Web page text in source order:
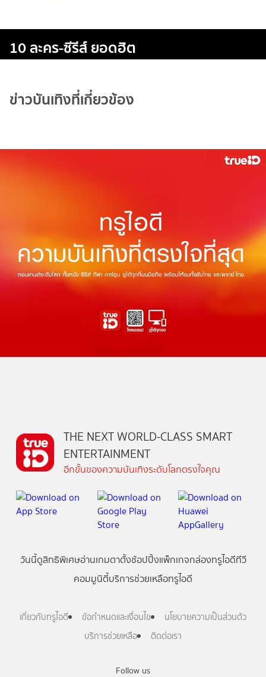
10 ละคร-ซีรีส์ ยอดฮิต
ข่าวบันเทิงที่เกี่ยวข้อง
Follow us
THE NEXT WORLD-CLASS SMART
ENTERTAINMENT
อีกขั้นของความบันเทิงระดับโลกตรงใจคุณ
วันนี้ดูสิทธิพิเศษอ่านเกมตาตั้งช้อปปิ้งแพ็กเกจกล่องทรูไอดีทีวี
คอมมูนิตี้บริการช่วยเหลือทรูไอดี
เกี่ยวกับทรูไอดี ข้อกำหนดและเงื่อนไข
นโยบายความเป็นส่วนตัว
บริการช่วยเหลือ
ติดต่อเรา